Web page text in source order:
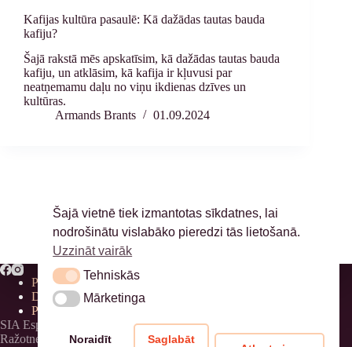
Kafijas kultūra pasaulē: Kā dažādas tautas bauda
kafiju?
Šajā rakstā mēs apskatīsim, kā dažādas tautas bauda
kafiju, un atklāsim, kā kafija ir kļuvusi par
neatņemamu daļu no viņu ikdienas dzīves un
kultūras.
Armands Brants
01.09.2024
NEXT
Privātuma politika
Distances līgums
Piegāde
SIA Espressioso, 40203311177
Ražotnes adrese: Birznieku iela 8, Birznieki, Ādažu novads
Šajā vietnē tiek izmantotas sīkdatnes, lai
nodrošinātu vislabāko pieredzi tās lietošanā.
Uzzināt vairāk
TehniskāsTehniskās
MārketingaMārketinga
Noraidīt Saglabāt